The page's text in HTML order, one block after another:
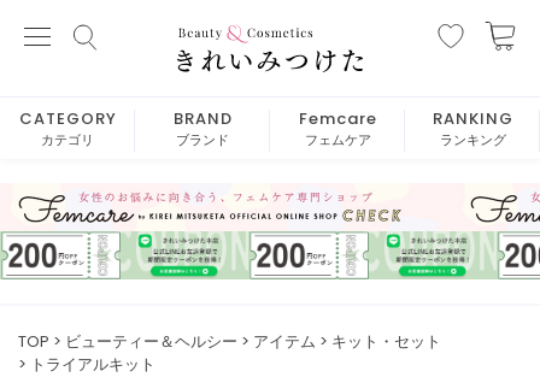
CATEGORY
カテゴリ
BRAND
ブランド
Femcare
フェムケア
RANKING
ランキング
TOP ビューティー＆ヘルシー アイテム
キット・セット
トライアルキット